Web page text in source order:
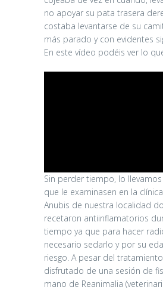
no apoyar su pata trasera
costaba levantarse de su
más parado y con evidentes
En este vídeo podéis ver lo
Sin perder tiempo, lo
que le examinasen en la
Anubis de nuestra localidad
recetaron antiinflamatorios
tiempo ya que para hacer
necesario sedarlo y por su
riesgo. A pesar del
disfrutado de una sesión de
mano de Reanimalia